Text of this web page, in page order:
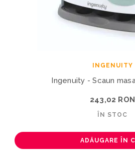
INGENUITY
Ingenuity - Scaun
243,02 RON
ÎN STOC
ADĂUGARE ÎN